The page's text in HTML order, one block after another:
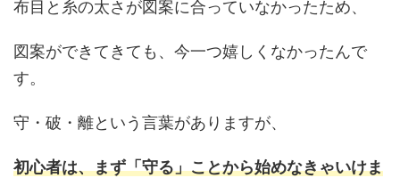
布目と糸の太さが図案に合っていなかったため、
図案ができてきても、今一つ嬉しくなかったんで
す。
守・破・離という言葉がありますが、
初心者は、まず「守る」ことから始めなきゃいけま